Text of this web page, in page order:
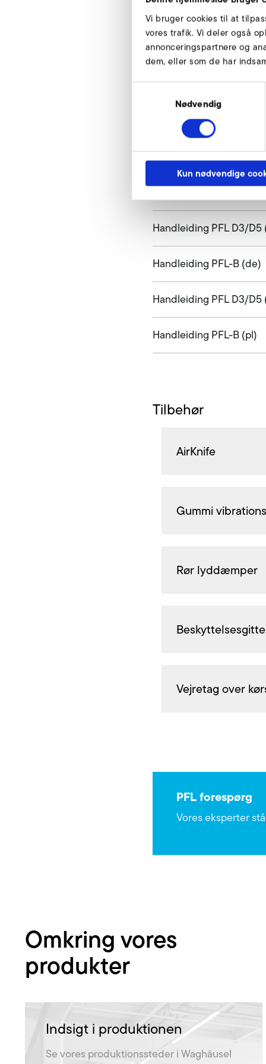
Vi bruger cookies til at
vores trafik. Vi deler også
annonceringspartnere og
dem, eller som de har
Nødvendig
Kun nødvendige
Samlet trykdifference
Spænding
Downloads
Handleiding PFL D3/D5
Handleiding PFL-B (de)
Handleiding PFL D3/D5
Handleiding PFL-B (pl)
Tilbehør
AirKnife
Gummi
Rør lyddæmper
Vejretag over
PFL forespørg
Vores eksperter
Omkring vores
produkter
Indsigt i produktionen
Se vores produktionssteder i Waghäusel